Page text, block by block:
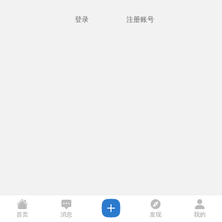
登录 注册账号
首页 消息 发现 我的